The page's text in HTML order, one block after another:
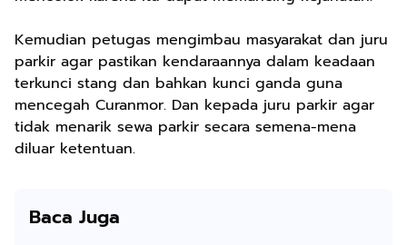
Kemudian petugas mengimbau masyarakat dan juru
parkir agar pastikan kendaraannya dalam keadaan
terkunci stang dan bahkan kunci ganda guna
mencegah Curanmor. Dan kepada juru parkir agar
tidak menarik sewa parkir secara semena-mena
diluar ketentuan.
Baca Juga